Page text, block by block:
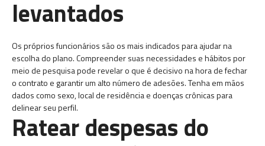
levantados
Os próprios funcionários são os mais indicados para ajudar na
escolha do plano. Compreender suas necessidades e hábitos por
meio de pesquisa pode revelar o que é decisivo na hora de fechar
o contrato e garantir um alto número de adesões. Tenha em mãos
dados como sexo, local de residência e doenças crônicas para
delinear seu perfil.
Ratear despesas do